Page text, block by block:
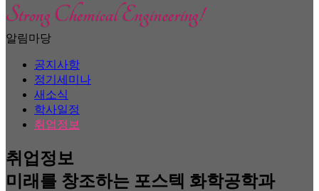
알림마당
공지사항
정기세미나
새소식
학사일정
취업정보
취업정보
미래를 창조하는 포스텍 화학공학과